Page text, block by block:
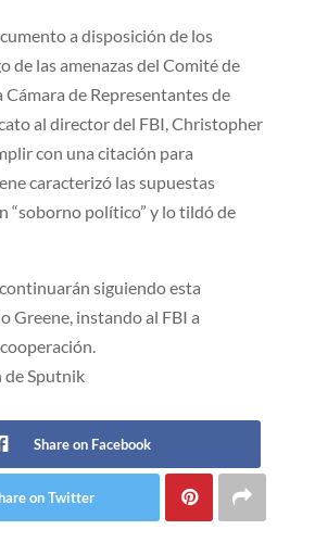
a disposición de los
de las amenazas del Comité de
Cámara de Representantes de
al director del FBI, Christopher
con una citación para
caracterizó las supuestas
“soborno político” y lo tildó de
siguiendo esta
Greene, instando al FBI a
Sputnik
Share on Facebook
on Twitter